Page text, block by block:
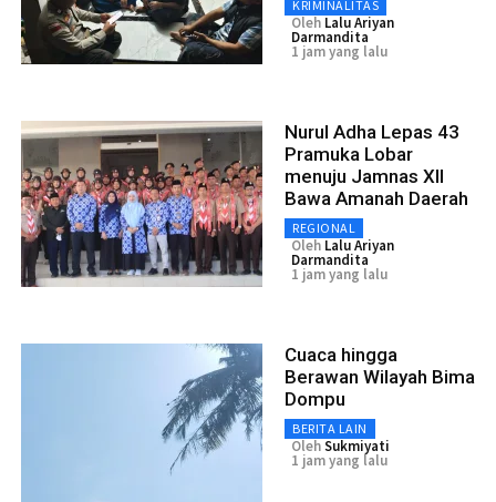
KRIMINALITAS
Oleh Lalu Ariyan
Darmandita
1 jam yang lalu
Nurul Adha Lepas 43
Pramuka Lobar
menuju Jamnas XII
Bawa Amanah Daerah
REGIONAL
Oleh Lalu Ariyan
Darmandita
1 jam yang lalu
Cuaca hingga
Berawan Wilayah Bima
Dompu
BERITA LAIN
OlehSukmiyati
1 jam yang lalu